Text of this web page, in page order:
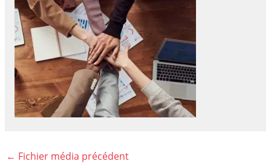
← Fichier média précédent